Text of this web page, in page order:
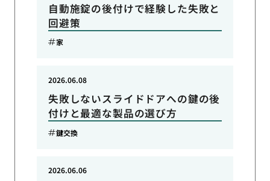
自動施錠の後付けで経験した失敗と
回避策
家
失敗しないスライドドアへの鍵の後
付けと最適な製品の選び方
2026.06.08
鍵交換
2026.06.06